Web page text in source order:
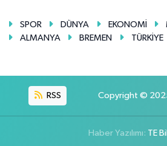
SPOR DÜNYA EKONOMİ
ALMANYA
BREMEN TÜRKİYE
RSS Copyright ©
Haber Yazılımı: TE